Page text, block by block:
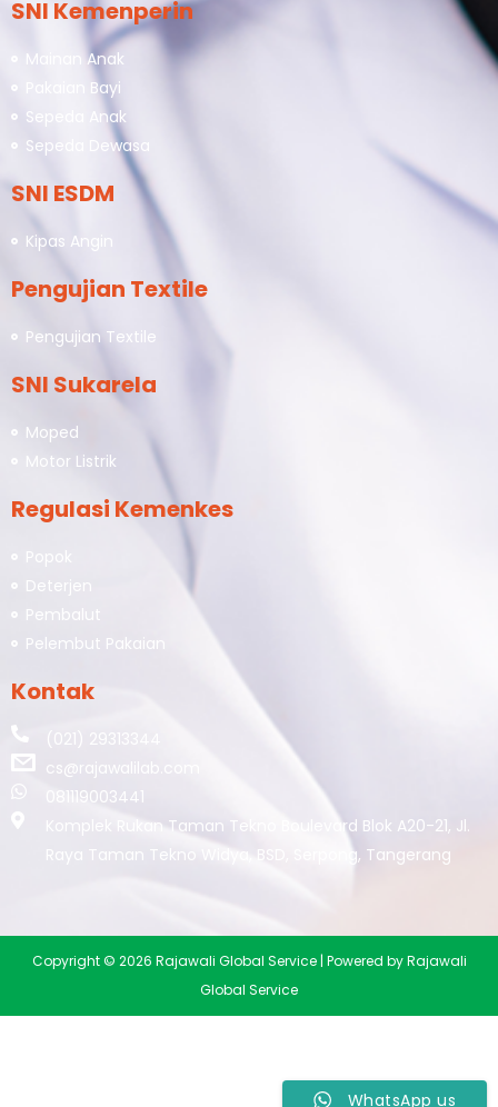
SNI Kemenperin
Mainan Anak
Pakaian Bayi
Sepeda Anak
Sepeda Dewasa
SNI ESDM
Kipas Angin
Pengujian Textile
Pengujian Textile
SNI Sukarela
Moped
Motor Listrik
Regulasi Kemenkes
Popok
Deterjen
Pembalut
Pelembut Pakaian
Kontak
(021) 29313344
cs@rajawalilab.com
081119003441
Komplek Rukan Taman Tekno Boulevard Blok A20-21, Jl.
Raya Taman Tekno Widya, BSD, Serpong, Tangerang
Copyright © 2026 Rajawali Global Service | Powered by Rajawali
Global Service
WhatsApp us